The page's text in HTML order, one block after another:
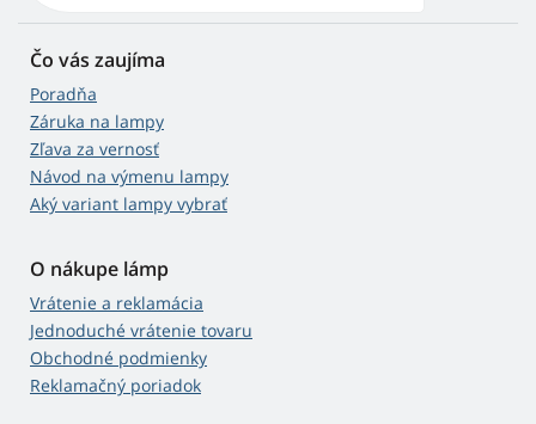
Čo vás zaujíma
Poradňa
Záruka na lampy
Zľava za vernosť
Návod na výmenu lampy
Aký variant lampy vybrať
O nákupe lámp
Vrátenie a reklamácia
Jednoduché vrátenie tovaru
Obchodné podmienky
Reklamačný poriadok